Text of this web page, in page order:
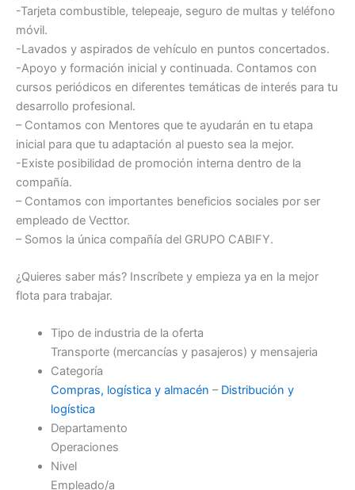
-Tarjeta combustible, telepeaje, seguro de multas y teléfono
móvil.
-Lavados y aspirados de vehículo en puntos concertados.
-Apoyo y formación inicial y continuada. Contamos con
cursos periódicos en diferentes temáticas de interés para tu
desarrollo profesional.
– Contamos con Mentores que te ayudarán en tu etapa
inicial para que tu adaptación al puesto sea la mejor.
-Existe posibilidad de promoción interna dentro de la
compañía.
– Contamos con importantes beneficios sociales por ser
empleado de Vecttor.
– Somos la única compañía del GRUPO CABIFY.
¿Quieres saber más? Inscríbete y empieza ya en la mejor
flota para trabajar.
Tipo de industria de la oferta
Transporte (mercancías y pasajeros) y mensajeria
Categoría
Compras, logística y almacén – Distribución y
logística
Departamento
Operaciones
Nivel
Empleado/a